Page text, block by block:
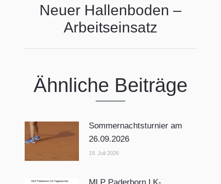
Nächster
Beitrag:
Neuer Hallenboden –
Arbeitseinsatz
Ähnliche Beiträge
Sommernachtsturnier am
26.09.2026
19. Juli 2026